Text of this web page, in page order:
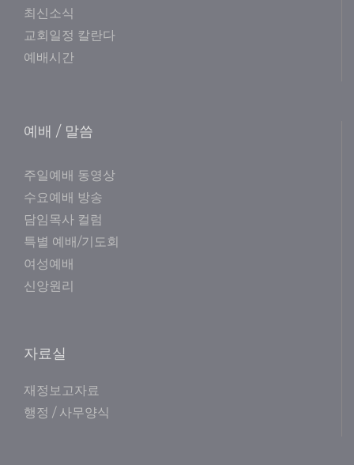
최신소식
교회일정 칼란다
예배시간
예배 / 말씀
주일예배 동영상
수요예배 방송
담임목사 컬럼
특별 예배/기도회
여성예배
신앙원리
자료실
재정보고자료
행정 / 사무양식